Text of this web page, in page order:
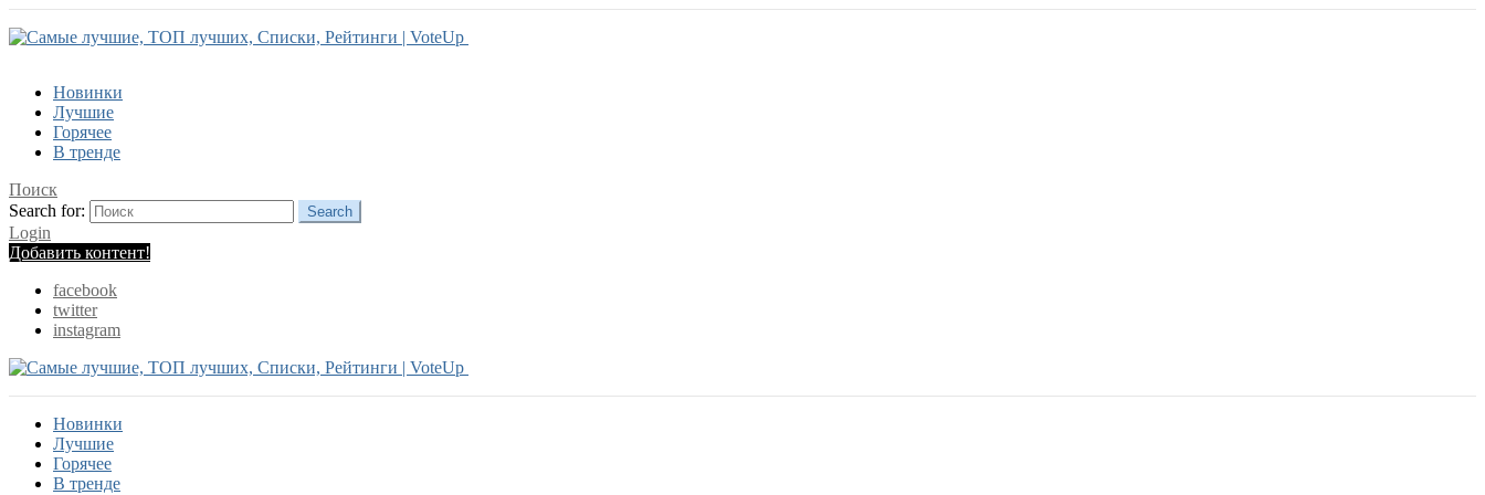
Новинки
Лучшие
Горячее
В тренде
Поиск
Search for:
Search
Login
Добавить контент!
facebook
twitter
instagram
Новинки
Лучшие
Горячее
В тренде